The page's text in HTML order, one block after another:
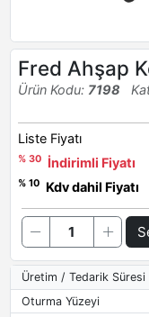
Fred Ahşap
Ürün Kodu: 7198
Liste Fiyatı
% 30
İndirimli Fiyatı
% 10
Kdv dahil Fiyatı
Üretim / Tedarik Süresi
Oturma Yüzeyi